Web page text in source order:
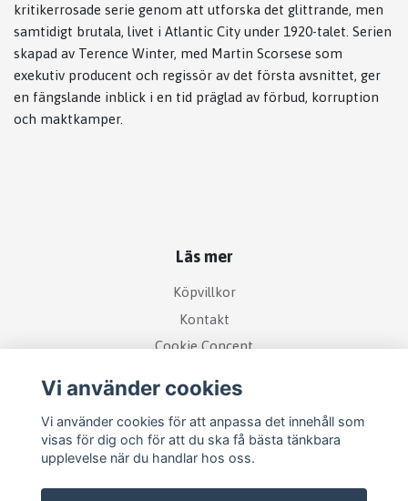
kritikerrosade serie genom att utforska det glittrande, men
samtidigt brutala, livet i Atlantic City under 1920-talet. Serien
skapad av Terence Winter, med Martin Scorsese som
exekutiv producent och regissör av det första avsnittet, ger
en fängslande inblick i en tid präglad av förbud, korruption
och maktkamper.
Läs mer
Köpvillkor
Kontakt
Cookie Concent
Vi använder cookies
Vi använder cookies för att anpassa det innehåll som
visas för dig och för att du ska få bästa tänkbara
upplevelse när du handlar hos oss.